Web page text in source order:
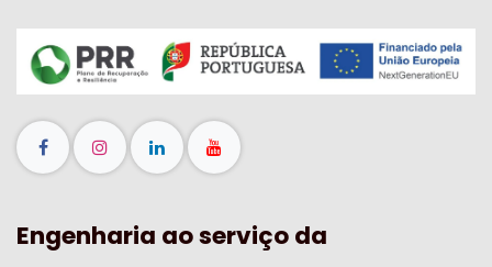
Engenharia ao serviço da